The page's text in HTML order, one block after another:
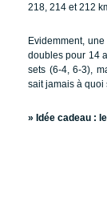
218, 214 et 212
Evidemment,
doubles pour 14
sets (6-4, 6-3),
sait jamais à quoi
» Idée cadeau :